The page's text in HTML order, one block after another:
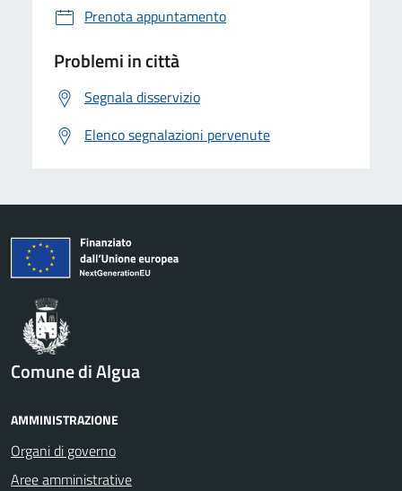
Prenota appuntamento
Problemi in città
Segnala disservizio
Elenco segnalazioni pervenute
Comune di Algua
AMMINISTRAZIONE
Organi di governo
Aree amministrative